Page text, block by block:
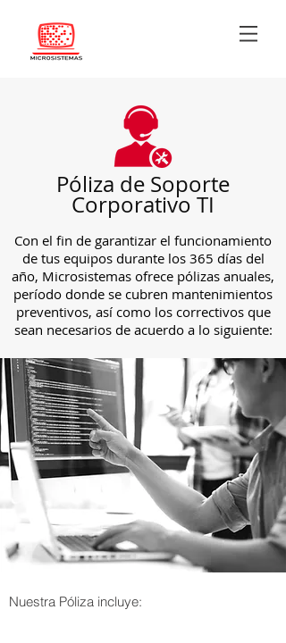
Póliza de Soporte
Corporativo TI
Con el fin de garantizar el funcionamiento
de tus equipos durante los 365 días del
año, Microsistemas ofrece pólizas anuales,
período donde se cubren mantenimientos
preventivos, así como los correctivos que
sean necesarios de acuerdo a lo siguiente:
​Nuestra Póliza incluye: